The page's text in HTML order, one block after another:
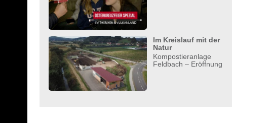
Im Kreislauf mit der
Natur
Kompostieranlage
Feldbach – Eröffnung